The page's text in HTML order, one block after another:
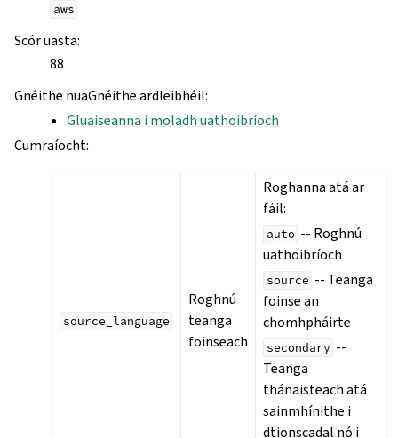
aws
Scór uasta:
88
Gnéithe nuaGnéithe ardleibhéil:
Gluaiseanna i moladh uathoibríoch
Cumraíocht:
source_language
Roghnú
teanga
foinseach
Roghanna atá ar
fáil:
auto -- Roghnú
uathoibríoch
source -- Teanga
foinse an
chomhpháirte
secondary --
Teanga
thánaisteach atá
sainmhínithe i
dtionscadal nó i